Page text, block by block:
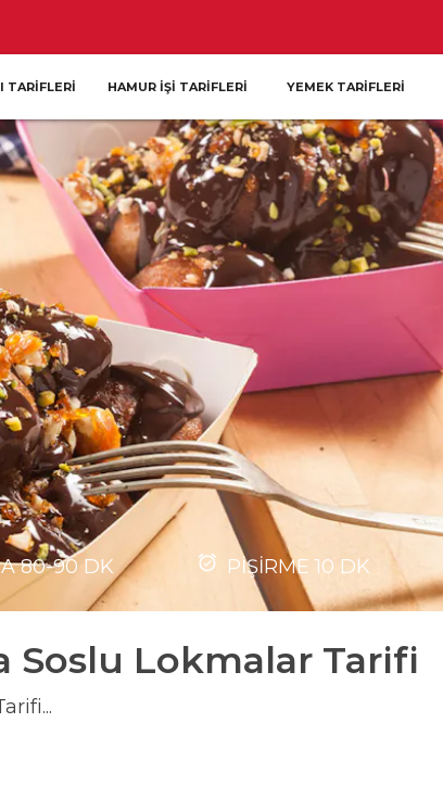
TARIFLERI HAMUR İŞI TARIFLERI YEMEK TARIFLERI
80-90 DK PİŞİRME 10 DK
Soslu Lokmalar Tarifi